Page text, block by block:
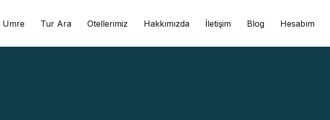
Umre Tur Ara Otellerimiz Hakkımızda İletişim Blog Hesabım